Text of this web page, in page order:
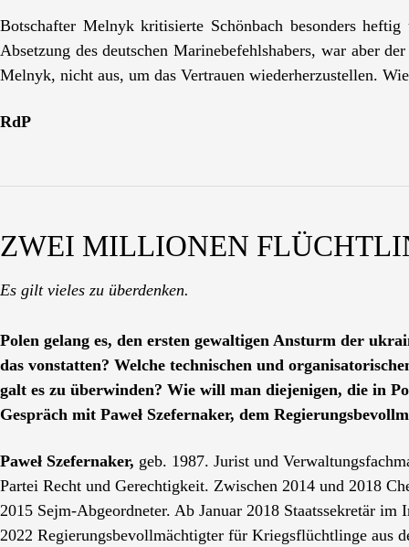
Botschafter Melnyk kritisierte Schönbach besonders
Absetzung des deutschen Marinebefehlshabers, war aber
Melnyk, nicht aus, um das Vertrauen wiederherzustellen.
RdP
ZWEI MILLIONEN
Es gilt vieles zu überdenken.
Polen gelang es, den ersten gewaltigen Ansturm der
das vonstatten? Welche technischen und
galt es zu überwinden? Wie will man diejenigen, die in
Gespräch mit Paweł Szefernaker, dem
Paweł Szefernaker, geb. 1987. Jurist und
Partei Recht und Gerechtigkeit. Zwischen 2014 und 2018
2015 Sejm-Abgeordneter. Ab Januar 2018 Staatssekretär
2022 Regierungsbevollmächtigter für Kriegsflüchtlinge aus